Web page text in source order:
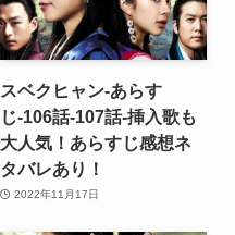
スベクヒャン-あらす
じ-106話-107話-挿入歌も
大人気！あらすじ感想ネ
タバレあり！
2022年11月17日